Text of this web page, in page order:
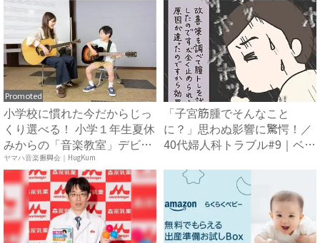
Promoted
小学校に慣れた今だからじっ
くり選べる！ 小学１年生夏休
みからの「音楽教室」デビ
ュ...
ヤマハ音楽振興会｜HugKum
「子宮筋腫でそんなこと
に？」思わぬ影響に驚愕！／
40代婦人科トラブル#9｜ベビ